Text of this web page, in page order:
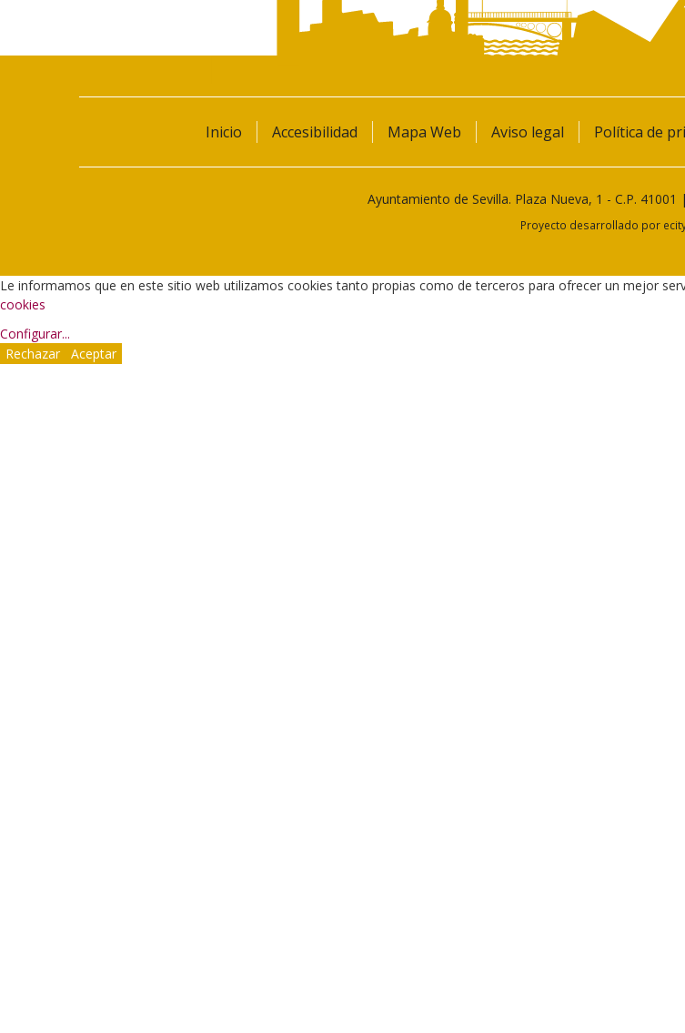
Inicio Accesibilidad Mapa Web Aviso legal Política de
Ayuntamiento de Sevilla. Plaza Nueva, 1 - C.P.
Proyecto desarrollado por
Le informamos que en este sitio web utilizamos cookies tanto propias como de terceros para ofrecer un mejor
cookies
Configurar...
Rechazar
Aceptar